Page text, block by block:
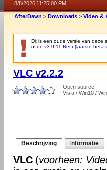
8/8/2026 11:25:00 PM
AfterDawn > Downloads > Video &
Dit is een oude versie van deze
of de v3.0.11 Beta (laatste beta
VLC v2.2.2
Open source
Vista / Win10 /
Beschrijving Informatie
VLC (voorheen: